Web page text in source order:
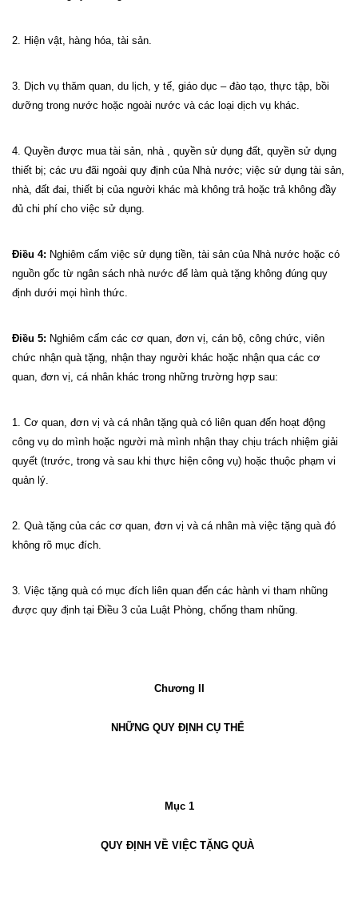
2. Hiện vật, hàng hóa, tài sản.
3. Dịch vụ thăm quan, du lịch, y tế, giáo dục – đào tạo, thực tập, bồi
dưỡng trong nước hoặc ngoài nước và các loại dịch vụ khác.
4. Quyền được mua tài sản, nhà , quyền sử dụng đất, quyền sử dụng
thiết bị; các ưu đãi ngoài quy định của Nhà nước; việc sử dụng tài sản,
nhà, đất đai, thiết bị của người khác mà không trả hoặc trả không đầy
đủ chi phí cho việc sử dụng.
Điều 4: Nghiêm cấm việc sử dụng tiền, tài sản của Nhà nước hoặc có
nguồn gốc từ ngân sách nhà nước để làm quà tặng không đúng quy
định dưới mọi hình thức.
Điều 5: Nghiêm cấm các cơ quan, đơn vị, cán bộ, công chức, viên
chức nhận quà tặng, nhận thay người khác hoặc nhận qua các cơ
quan, đơn vị, cá nhân khác trong những trường hợp sau:
1. Cơ quan, đơn vị và cá nhân tặng quà có liên quan đến hoạt động
công vụ do mình hoặc người mà mình nhận thay chịu trách nhiệm giải
quyết (trước, trong và sau khi thực hiện công vụ) hoặc thuộc phạm vi
quản lý.
2. Quà tặng của các cơ quan, đơn vị và cá nhân mà việc tặng quà đó
không rõ mục đích.
3. Việc tặng quà có mục đích liên quan đến các hành vi tham nhũng
được quy định tại Điều 3 của Luật Phòng, chống tham nhũng.
Chương II
NHỮNG QUY ĐỊNH CỤ THỂ
Mục 1
QUY ĐỊNH VỀ VIỆC TẶNG QUÀ